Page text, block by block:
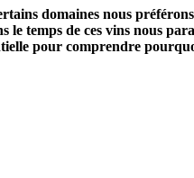
domaines nous
le temps de ces vins nous
pour comprendre